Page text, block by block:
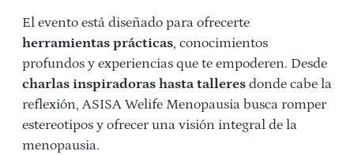
El evento está diseñado para ofrecerte
herramientas prácticas, conocimientos
profundos y experiencias que te empoderen. Desde
charlas inspiradoras hasta talleres donde cabe la
reflexión, ASISA Welife Menopausia busca romper
estereotipos y ofrecer una visión integral de la
menopausia.